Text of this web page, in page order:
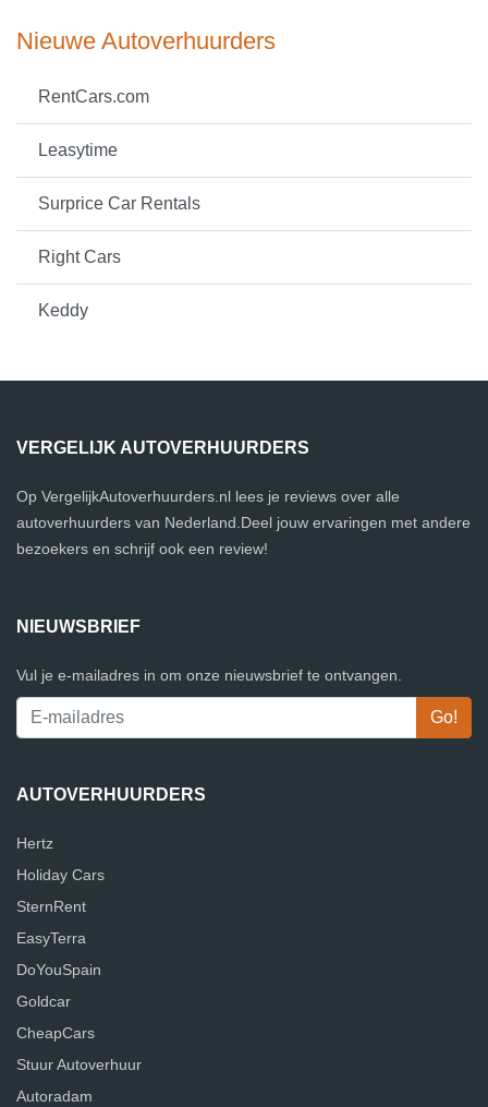
Nieuwe Autoverhuurders
RentCars.com
Leasytime
Surprice Car Rentals
Right Cars
Keddy
VERGELIJK AUTOVERHUURDERS
Op VergelijkAutoverhuurders.nl lees je reviews over alle
autoverhuurders van Nederland.Deel jouw ervaringen met andere
bezoekers en schrijf ook een review!
NIEUWSBRIEF
Vul je e-mailadres in om onze nieuwsbrief te ontvangen.
AUTOVERHUURDERS
Hertz
Holiday Cars
SternRent
EasyTerra
DoYouSpain
Goldcar
CheapCars
Stuur Autoverhuur
Autoradam